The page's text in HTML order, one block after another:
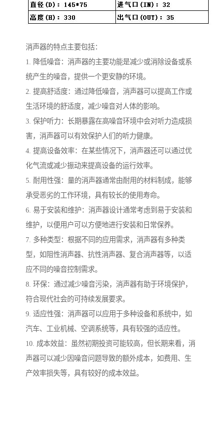
消声器的特点主要包括：
1. 降低噪音：消声器的主要功能是减少或消除设备或系
统产生的噪音，提供一个更安静的环境。
2. 提高舒适度：通过降低噪音，消声器可以提高工作或
生活环境的舒适度，减少噪音对人体的影响。
3. 保护听力：长期暴露在高噪音环境中会对听力造成损
害，消声器可以有效保护人们的听力健康。
4. 提高设备效率：在某些情况下，消声器还可以通过优
化气流或减少振动来提高设备的运行效率。
5. 耐用性强：量的消声器通常由耐用的材料制成，能够
承受恶劣的工作环境，具有较长的使用寿命。
6. 易于安装和维护：消声器设计通常考虑到易于安装和
维护，以便用户可以方便地进行安装和日常保养。
7. 多种类型：根据不同的应用需求，消声器有多种类
型，如阻性消声器、抗性消声器、复合消声器等，以适
应不同的噪音控制需求。
8. 环保：通过减少噪音污染，消声器有助于环境保护，
符合现代社会的可持续发展要求。
9. 适应性强：消声器可以应用于多种设备和系统中，如
汽车、工业机械、空调系统等，具有较强的适应性。
10. 成本效益：虽然初期投资可能较高，但长期来看，消
声器可以减少因噪音问题导致的额外成本，如费用、生
产效率损失等，具有较好的成本效益。